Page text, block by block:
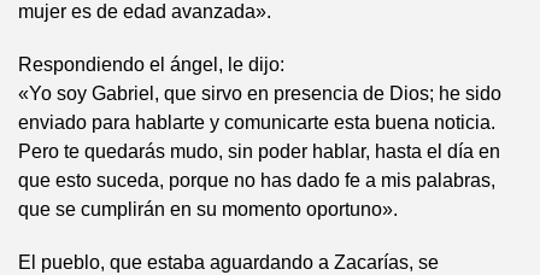
mujer es de edad avanzada».
Respondiendo el ángel, le dijo:
«Yo soy Gabriel, que sirvo en presencia de Dios; he sido
enviado para hablarte y comunicarte esta buena noticia.
Pero te quedarás mudo, sin poder hablar, hasta el día en
que esto suceda, porque no has dado fe a mis palabras,
que se cumplirán en su momento oportuno».
El pueblo, que estaba aguardando a Zacarías, se